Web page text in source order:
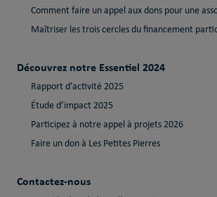
Comment faire un appel aux dons pour une
Maîtriser les trois cercles du financement
Découvrez notre Essentiel 2024
Rapport d’activité 2025
Étude d’impact 2025
Participez à notre appel à projets 2026
Faire un don à Les Petites Pierres
Contactez-nous